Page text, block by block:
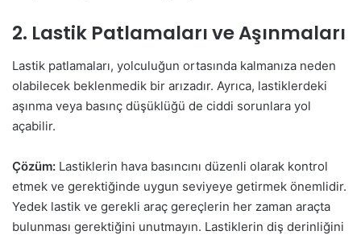
2. Lastik Patlamaları ve Aşınmaları
Lastik patlamaları, yolculuğun ortasında kalmanıza neden
olabilecek beklenmedik bir arızadır. Ayrıca, lastiklerdeki
aşınma veya basınç düşüklüğü de ciddi sorunlara yol
açabilir.
Çözüm: Lastiklerin hava basıncını düzenli olarak kontrol
etmek ve gerektiğinde uygun seviyeye getirmek önemlidir.
Yedek lastik ve gerekli araç gereçlerin her zaman araçta
bulunması gerektiğini unutmayın. Lastiklerin diş derinliğini